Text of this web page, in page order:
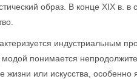
образ. В конце XIX в. в
индустриальным
понимается
жизни или искусства,